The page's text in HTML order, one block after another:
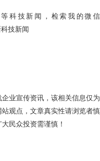
科技新闻，检索我的微信
技新闻
业宣传资讯，该相关信息仅为
观点，文章真实性请浏览者慎
民众投资需谨慎！